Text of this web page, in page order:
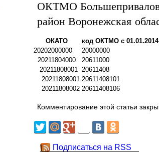
ОКТМО
район Воронежская
ОКАТО код ОКТМО с 01.01.2014
20202000000
20000000
20211804000
20611000
20211808001 20611408
20211808001 20611408101
20211808002 20611408106
Комментирование этой статьи
Подписаться на RSS